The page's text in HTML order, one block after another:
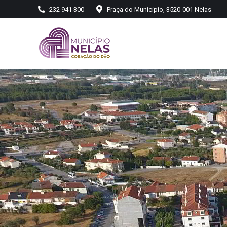
232 941 300 Praça do Municipio, 3520-001 Nelas